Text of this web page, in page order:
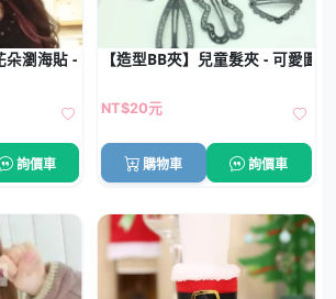
朵瀏海貼 - 魔法氈瀏海固定神器
詢價車
【造型BB夾】兒童髮夾 - 可愛圖
NT$20元
購物車 詢價車